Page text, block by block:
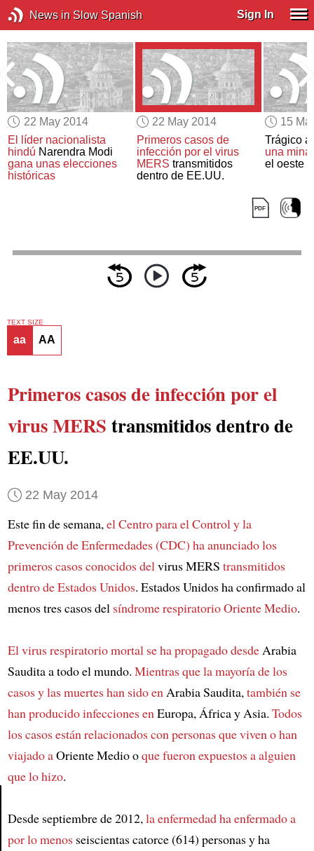
News in Slow Spanish Sign In
22 May 2014
El líder nacionalista
hindú Narendra Modi
gana unas elecciones
históricas
22 May 2014
Primeros casos de
infección por el virus
MERS transmitidos
dentro de EE.UU.
15
Trágico
una
el oeste
Article
TEXT SIZE
aa AA
Primeros casos de infección por el
virus MERS transmitidos dentro de
EE.UU.
22 May 2014
Este fin de semana,el Centro para el Control y la
Prevención de Enfermedades (CDC) ha anunciado los
primeros casos conocidos delvirus MERS transmitidos
dentro de Estados Unidos. Estados Unidos ha confirmado al
menos tres casos del síndrome respiratorio Oriente Medio.
El virus respiratorio mortal se ha propagado desdeArabia
Saudita a todo el mundo. Mientras que la mayoría de los
casos y las muertes han sido enArabia Saudita,también se
han producido infecciones enEuropa, África y Asia. Todos
los casos están relacionados conpersonas que viven o han
viajado aOriente Medio oque fueron expuestos a alguien
que lo hizo.
Desde septiembre de 2012,la enfermedad ha enfermado a
por lo menosseiscientas catorce (614) personas y ha